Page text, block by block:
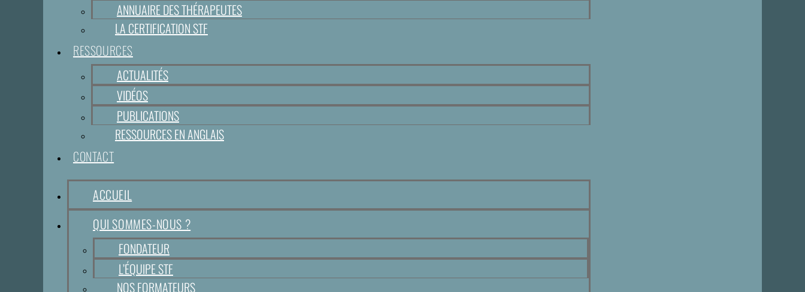
ANNUAIRE DES THÉRAPEUTES
LA CERTIFICATION STF
RESSOURCES
ACTUALITÉS
VIDÉOS
PUBLICATIONS
RESSOURCES EN ANGLAIS
CONTACT
ACCUEIL
QUI SOMMES-NOUS ?
FONDATEUR
L’ÉQUIPE STF
NOS FORMATEURS